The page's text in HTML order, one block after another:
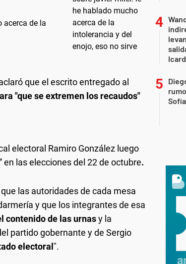
acerca de la
que el escrito entregado al
"que se extremen los recaudos"
electoral Ramiro González luego
en las elecciones del 22 de octubre.
las autoridades de cada mesa
y que los integrantes de esa
contenido de las urnasy la
partido gobernante y de Sergio
electoral".